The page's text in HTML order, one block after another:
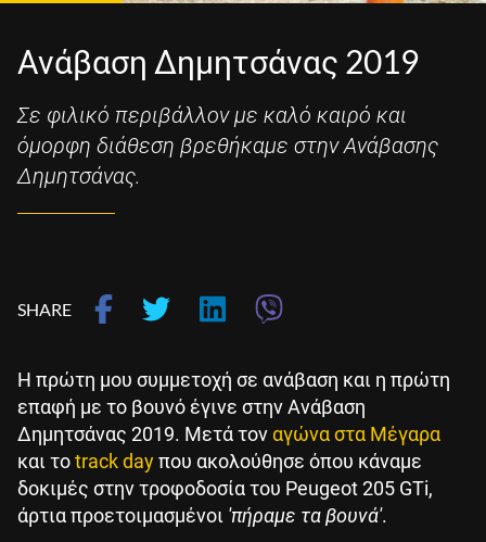
Ανάβαση Δημητσάνας 2019
Σε φιλικό περιβάλλον με καλό καιρό και
όμορφη διάθεση βρεθήκαμε στην Ανάβασης
Δημητσάνας.
SHARE
Η πρώτη μου συμμετοχή σε ανάβαση και η πρώτη
επαφή με το βουνό έγινε στην Ανάβαση
Δημητσάνας 2019. Μετά τον αγώνα στα Μέγαρα
και τοtrack dayπου ακολούθησε όπου κάναμε
δοκιμές στην τροφοδοσία του Peugeot 205 GTi,
άρτια προετοιμασμένοι 'πήραμε τα βουνά'.